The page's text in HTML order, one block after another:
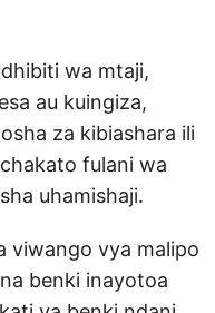
wa mtaji,
au kuingiza,
za kibiashara ili
fulani wa
uhamishaji.
viwango vya malipo
benki inayotoa